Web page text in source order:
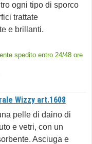
ogni tipo di sporco
trattate
e brillanti.
spedito entro 24/48 ore
Wizzy art.1608
pelle di daino di
e vetri, con un
Asciuga e